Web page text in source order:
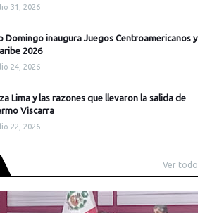
31, 2026
Domingo inaugura Juegos Centroamericanos y
2026
24, 2026
Lima y las razones que llevaron la salida de
Viscarra
22, 2026
Ver todo